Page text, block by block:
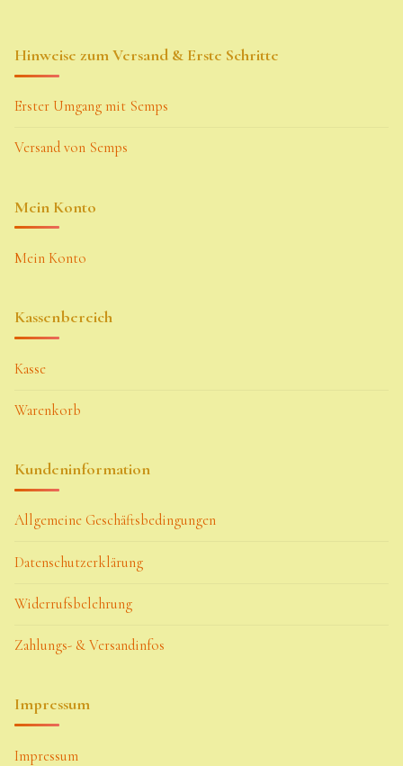
Hinweise zum Versand & Erste Schritte
Erster Umgang mit Semps
Versand von Semps
Mein Konto
Mein Konto
Kassenbereich
Kasse
Warenkorb
Kundeninformation
Allgemeine Geschäftsbedingungen
Datenschutzerklärung
Widerrufsbelehrung
Zahlungs- & Versandinfos
Impressum
Impressum